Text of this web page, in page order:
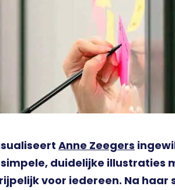
Anne Zeegers
duidelijke illustraties
voor iedereen. Na haar